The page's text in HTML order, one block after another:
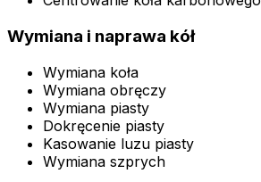
Wymiana i naprawa kół
Wymiana koła
Wymiana obręczy
Wymiana piasty
Dokręcenie piasty
Kasowanie luzu piasty
Wymiana szprych